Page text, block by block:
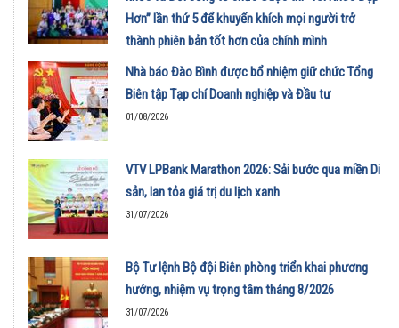
Hơn” lần thứ 5 để khuyến khích mọi người trở
thành phiên bản tốt hơn của chính mình
01/08/2026
Nhà báo Đào Bình được bổ nhiệm giữ chức Tổng
Biên tập Tạp chí Doanh nghiệp và Đầu tư
01/08/2026
VTV LPBank Marathon 2026: Sải bước qua miền Di
sản, lan tỏa giá trị du lịch xanh
31/07/2026
Bộ Tư lệnh Bộ đội Biên phòng triển khai phương
hướng, nhiệm vụ trọng tâm tháng 8/2026
31/07/2026